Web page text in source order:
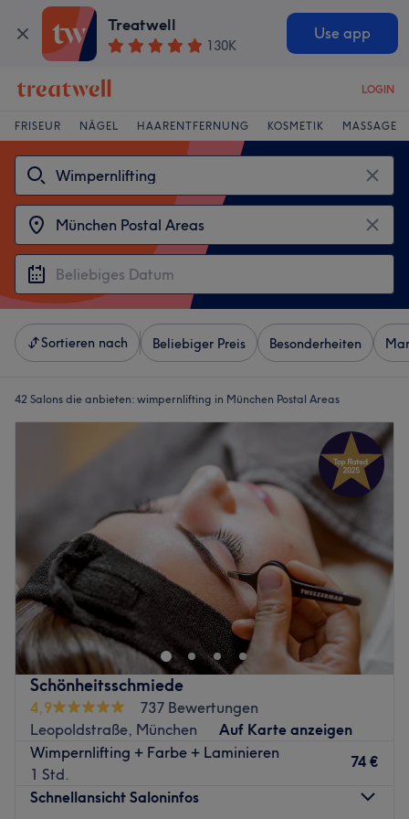
Treatwell
130K
Use app
LOGIN
FRISEUR NÄGEL HAARENTFERNUNG KOSMETIK MASSAGE
Sortieren nach Beliebiger Preis Besonderheiten
42 Salons die anbieten: wimpernlifting in München Postal Areas
Schönheitsschmiede
4,9
737 Bewertungen
Leopoldstraße, München
Auf Karte anzeigen
Wimpernlifting + Farbe + Laminieren
1 Std.
74 €
Schnellansicht Saloninfos